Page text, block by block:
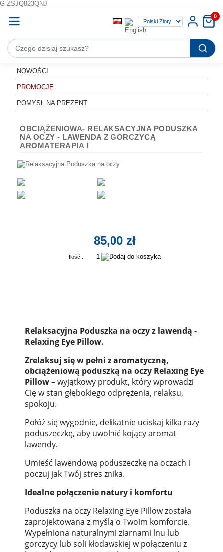
G-ZSJQ823QNJ
0
NOWOŚCI
PROMOCJE
POMYSŁ NA PREZENT
OBCIĄŻENIOWA- RELAKSACYJNA PODUSZKA
NA OCZY - LAWENDA Z GORCZYCĄ
AROMATERAPIA !
85,00 zł
Ilość :
Relaksacyjna Poduszka na oczy z lawendą -
Relaxing Eye Pillow.
Zrelaksuj się w pełni zaromatyczną,
obciążeniową poduszką na oczy Relaxing Eye
Pillow– wyjątkowy produkt, który wprowadzi
Cię w stan głębokiego odprężenia, relaksu,
spokoju.
Połóż się wygodnie, delikatnie uciskaj kilka razy
poduszeczkę, aby uwolnić kojący aromat
lawendy.
Umieść lawendową poduszeczkę na oczach i
poczuj jak Twój stres znika.
Idealne połączenie natury i komfortu
Poduszka na oczy Relaxing Eye Pillow została
zaprojektowana z myślą o Twoim komforcie.
Wypełniona naturalnymi ziarnami lnu lub
gorczycy lub soli kłodawskiej w połączeniu z